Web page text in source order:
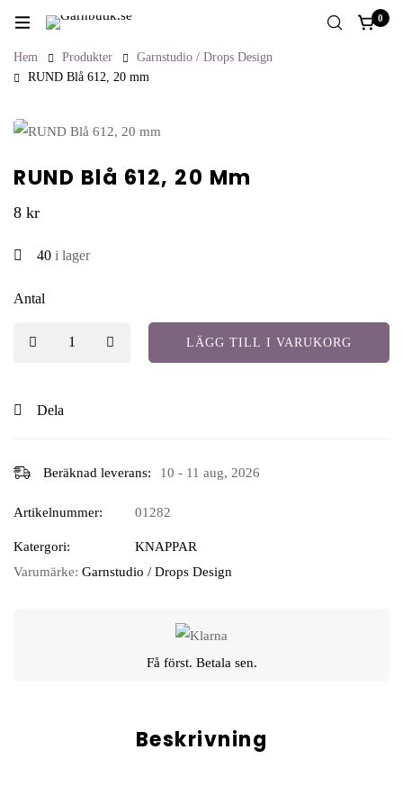
0
Hem Produkter
Garnstudio / Drops Design
RUND Blå 612, 20 mm
RUND Blå 612, 20 Mm
8 kr
40 i lager
Antal
LÄGG TILL I VARUKORG
Dela
Beräknad leverans: 10 - 11 aug, 2026
Artikelnummer: 01282
Katergori:
KNAPPAR
Varumärke: Garnstudio / Drops Design
Få först. Betala sen.
Beskrivning